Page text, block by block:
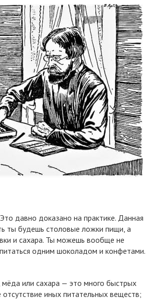
давно доказано на практике. Данная
ты будешь столовые ложки пищи, а
и сахара. Ты можешь вообще не
одним шоколадом и конфетами.
или сахара — это много быстрых
иных питательных веществ;